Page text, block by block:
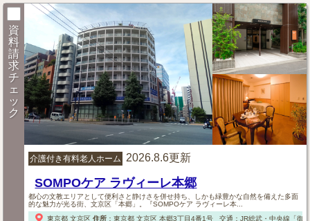
資
料
請
求
チ
ェ
ッ
ク
介護付き有料老人ホーム 2026.8.6更新
SOMPOケア ラヴィーレ本郷
都心の文教エリアとして便利さと静けさを併せ持ち、しかも緑豊かな自然を備えた多面
的な魅力が光る街、文京区「本郷」。『SOMPOケア ラヴィーレ本...
東京都 文京区 住所： 東京都 文京区本郷3丁目4番1号 交通：JR総武・中央線「御